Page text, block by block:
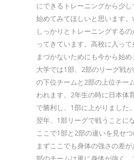
にできるトレーニングから少
始めてみてほしいと思います。
しっかりとトレーニングする
ってきています。高校に入っ
まづかないためにも今から始め
大学では1部、2部のリーグ戦
の下位チームと2部の上位チー
われます。2年生の時に日本体
で勝利し、1部に上がりました。
翌年、1部リーグで戦うことに
ここで1部と2部の違いを見せつ
まずここでも身体の強さの差
部のチームは更に身体が強く